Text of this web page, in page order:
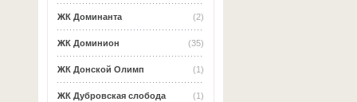
(2)
ЖК Доминанта
(35)
ЖК Доминион
(1)
ЖК Донской Олимп
(1)
ЖК Дубровская слобода